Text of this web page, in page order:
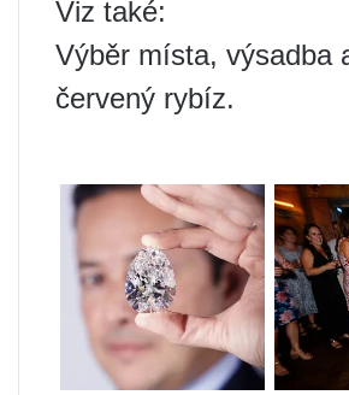
Viz také:
Výběr místa, výsadba
červený rybíz.